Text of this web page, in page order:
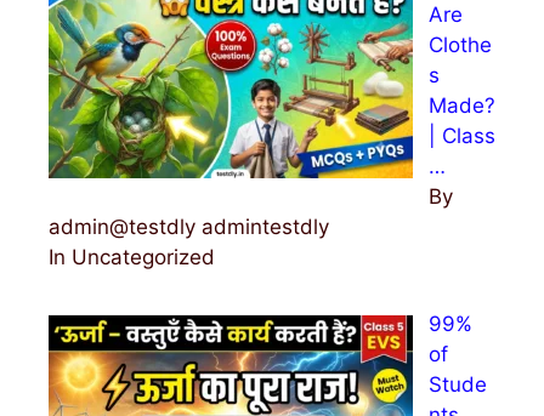
Are
Clothe
s
Made?
| Class
…
By
admin@testdly admintestdly
In Uncategorized
99%
of
Stude